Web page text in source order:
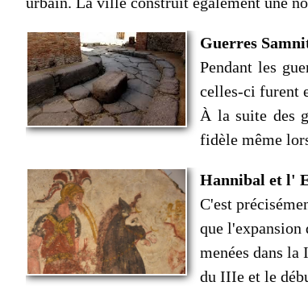
Guerres
Pendant les
celles-ci furent
À la suite des
fidèle même
Hannibal et l'
C'est
que l'expansion
menées dans
du IIIe et le